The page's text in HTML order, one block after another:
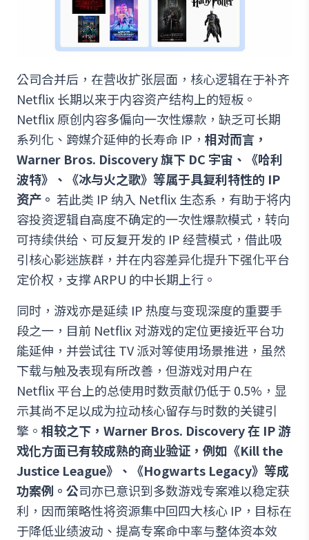
公司合并后，在营收扩张层面，核心逻辑在于补齐
Netflix 长期以来于内容资产结构上的短板。
Netflix 原创内容多偏向一次性爆款，缺乏可长期
系列化、跨媒介延伸的长寿命 IP， 相对而言，
Warner Bros. Discovery 旗下 DC 宇宙、《哈利
波特》、《冰与火之歌》等属于具复利特性的 IP
资产。 若此类 IP 纳入 Netflix 生态系，有助于将内
容投资逻辑自高度不确定的一次性爆款模式，转向
可持续供给、可反复开发的 IP 经营模式，借此吸
引核心影迷族群，并在内容差异化提升下强化平台
定价权，支撑 ARPU 的中长期上行。
同时，游戏亦是延续 IP 热度与变现深度的重要手
段之一，目前 Netflix 对游戏的定位更接近平台功
能延伸，并尝试往 TV 派对等使用场景推进，虽然
下载与触及表现有所改善，但游戏对用户在
Netflix 平台上的总使用时数贡献仍低于 0.5%，显
示其尚不足以成为拉动核心留存与时数的关键引
擎。 相较之下，Warner Bros. Discovery 在 IP 游
戏化方面已有较成熟的商业验证，例如《Kill the
Justice League》、《Hogwarts Legacy》等成
功案例。公司亦已意识到多数游戏专案难以稳定获
利，因而策略性将资源集中回四大核心 IP，目标在
于降低业绩波动、提高专案命中率与整体资本效